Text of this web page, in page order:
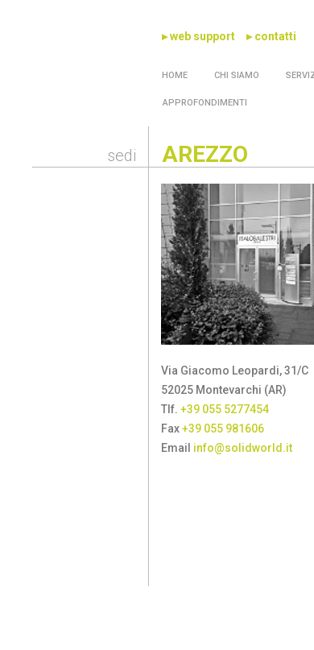
▸ web support ▸ contatti
HOME CHI SIAMO
APPROFONDIMENTI
sedi AREZZO
Via Giacomo Leopardi, 31/C
52025 Montevarchi (AR)
Tlf.+39 055 5277454
Fax+39 055 981606
Email info@solidworld.it